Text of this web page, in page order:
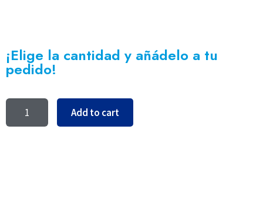
¡Elige la cantidad y añádelo a tu
pedido!
Add to cart